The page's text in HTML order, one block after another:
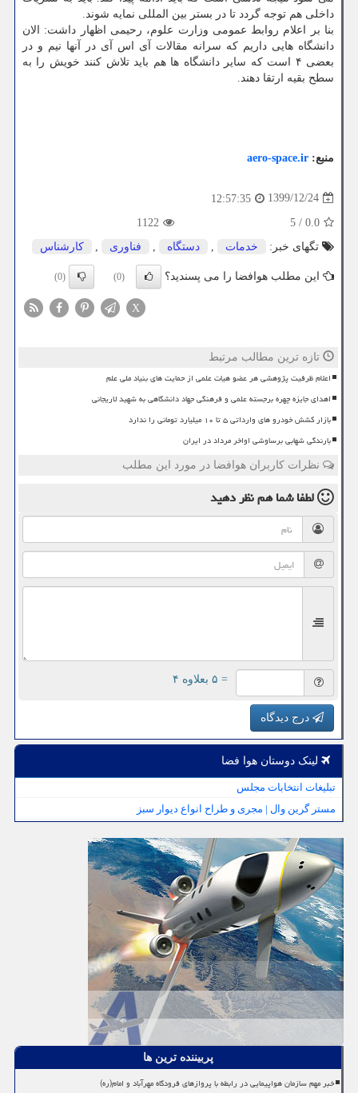
داخلی هم توجه گردد تا در بستر بین المللی نمایه شوند.
بنا بر اعلام روابط عمومی وزارت علوم، رحیمی اظهار داشت: الان
دانشگاه هایی داریم که سرانه مقالات آی اس آی در آنها نیم و در
بعضی ۴ است که سایر دانشگاه ها هم باید تلاش کنند خویش را به
سطح بقیه ارتقا دهند.
منبع: aero-space.ir
1399/12/24
12:57:35
0.0
/
5
1122
تگهای خبر:
خدمات , دستگاه , فناوری , كارشناس
این مطلب هوافضا را می پسندید؟ (0)
(0)
X
تازه ترین مطالب مرتبط
اعلام ظرفیت پژوهشی هر عضو هیات علمی از حمایت های بنیاد ملی علم
اهدای جایزه چهره برجسته علمی و فرهنگی جهاد دانشگاهی به شهید لاریجانی
بازار کشش خودرو های وارداتی ۵ تا ۱۰ میلیارد تومانی را ندارد
بارندگی شهابی برساوشی اواخر مرداد در ایران
نظرات کاربران هوافضا در مورد این مطلب
لطفا شما همنظر دهید
= ۵ بعلاوه ۴
درج دیدگاه
لینک دوستان هوا فضا
تبلیغات انتخابات مجلس
مستر گرین وال | مجری و طراح انواع دیوار سبز
پربیننده ترین ها
خبر مهم سازمان هواپیمایی در رابطه با پروازهای فرودگاه مهرآباد و امام(ره)